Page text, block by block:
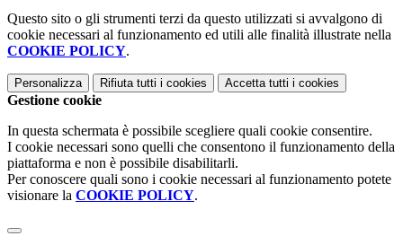
Questo sito o gli strumenti terzi da questo utilizzati si avvalgono di
cookie necessari al funzionamento ed utili alle finalità illustrate nella
COOKIE POLICY.
Personalizza Rifiuta tutti i cookies Accetta tutti i cookies
Gestione cookie
In questa schermata è possibile scegliere quali cookie consentire.
I cookie necessari sono quelli che consentono il funzionamento della
piattaforma e non è possibile disabilitarli.
Per conoscere quali sono i cookie necessari al funzionamento potete
visionare la COOKIE POLICY.